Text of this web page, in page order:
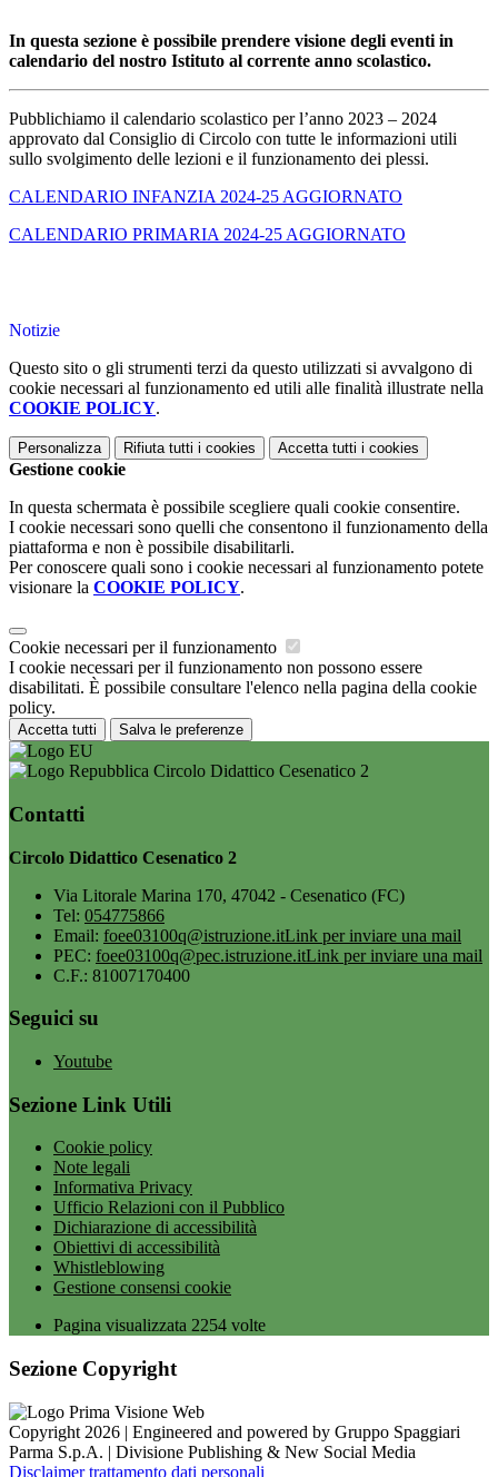
In questa sezione è possibile prendere visione degli eventi in
calendario del nostro Istituto al corrente anno scolastico.
Pubblichiamo il calendario scolastico per l’anno 2023 – 2024
approvato dal Consiglio di Circolo con tutte le informazioni utili
sullo svolgimento delle lezioni e il funzionamento dei plessi.
CALENDARIO INFANZIA 2024-25 AGGIORNATO
CALENDARIO PRIMARIA 2024-25 AGGIORNATO
Notizie
Questo sito o gli strumenti terzi da questo utilizzati si avvalgono di
cookie necessari al funzionamento ed utili alle finalità illustrate nella
COOKIE POLICY.
Personalizza Rifiuta tutti i cookies Accetta tutti i cookies
Gestione cookie
In questa schermata è possibile scegliere quali cookie consentire.
I cookie necessari sono quelli che consentono il funzionamento della
piattaforma e non è possibile disabilitarli.
Per conoscere quali sono i cookie necessari al funzionamento potete
visionare la COOKIE POLICY.
Cookie necessari per il funzionamento
I cookie necessari per il funzionamento non possono essere
disabilitati. È possibile consultare l'elenco nella pagina della cookie
policy.
Accetta tutti Salva le preferenze
Circolo Didattico Cesenatico 2
Contatti
Circolo Didattico Cesenatico 2
Via Litorale Marina 170, 47042 - Cesenatico (FC)
Tel: 054775866
Email: foee03100q@istruzione.itLink per inviare una mail
PEC: foee03100q@pec.istruzione.itLink per inviare una mail
C.F.: 81007170400
Seguici su
Youtube
Sezione Link Utili
Cookie policy
Note legali
Informativa Privacy
Ufficio Relazioni con il Pubblico
Dichiarazione di accessibilità
Obiettivi di accessibilità
Whistleblowing
Gestione consensi cookie
Pagina visualizzata 2254 volte
Sezione Copyright
Copyright 2026 | Engineered and powered by Gruppo Spaggiari
Parma S.p.A. | Divisione Publishing & New Social Media
Disclaimer trattamento dati personali